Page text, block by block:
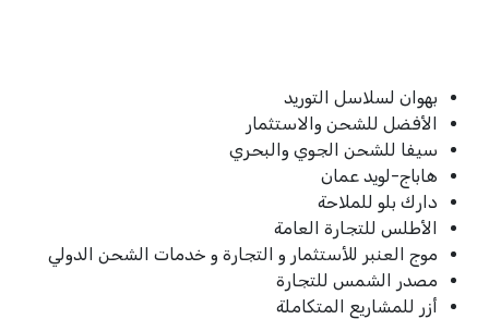
بهوان لسلاسل التوريد
الأفضل للشحن والاستثمار
سيفا للشحن الجوي والبحري
هاباج-لويد عمان
دارك بلو للملاحة
الأطلس للتجارة العامة
موج العنبر للأستثمار و التجارة و خدمات الشحن الدولي
مصدر الشمس للتجارة
أزر للمشاريع المتكاملة